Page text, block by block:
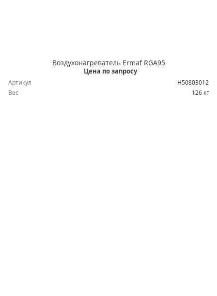
Воздухонагреватель Ermaf RGA95
Цена по запросу
Артикул
H50803012
Вес
126 кг